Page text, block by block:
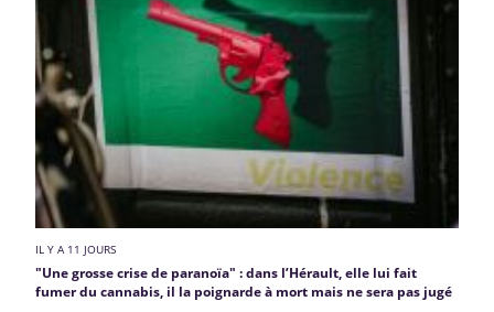
IL Y A 11 JOURS
"Une grosse crise de paranoïa" : dans l’Hérault, elle lui fait
fumer du cannabis, il la poignarde à mort mais ne sera pas jugé